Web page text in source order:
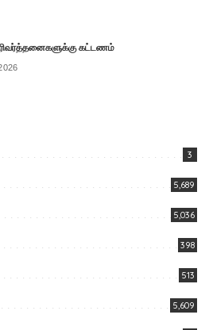
கட்டணம்
3
5,689
5,036
398
513
5,609